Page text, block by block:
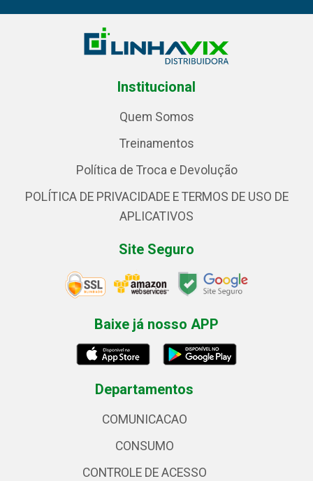
Institucional
Quem Somos
Treinamentos
Política de Troca e Devolução
POLÍTICA DE PRIVACIDADE E TERMOS DE USO DE
APLICATIVOS
Site Seguro
Baixe já nosso APP
Departamentos
COMUNICACAO
CONSUMO
CONTROLE DE ACESSO